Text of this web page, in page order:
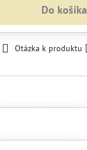
Do košíka
Otázka k produktu